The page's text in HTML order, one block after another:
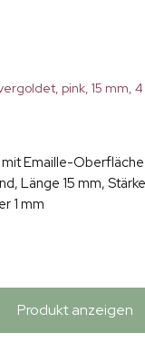
pink, 15 mm, 4
Emaille-
Länge 15 mm,
1 mm
Produkt anzeigen